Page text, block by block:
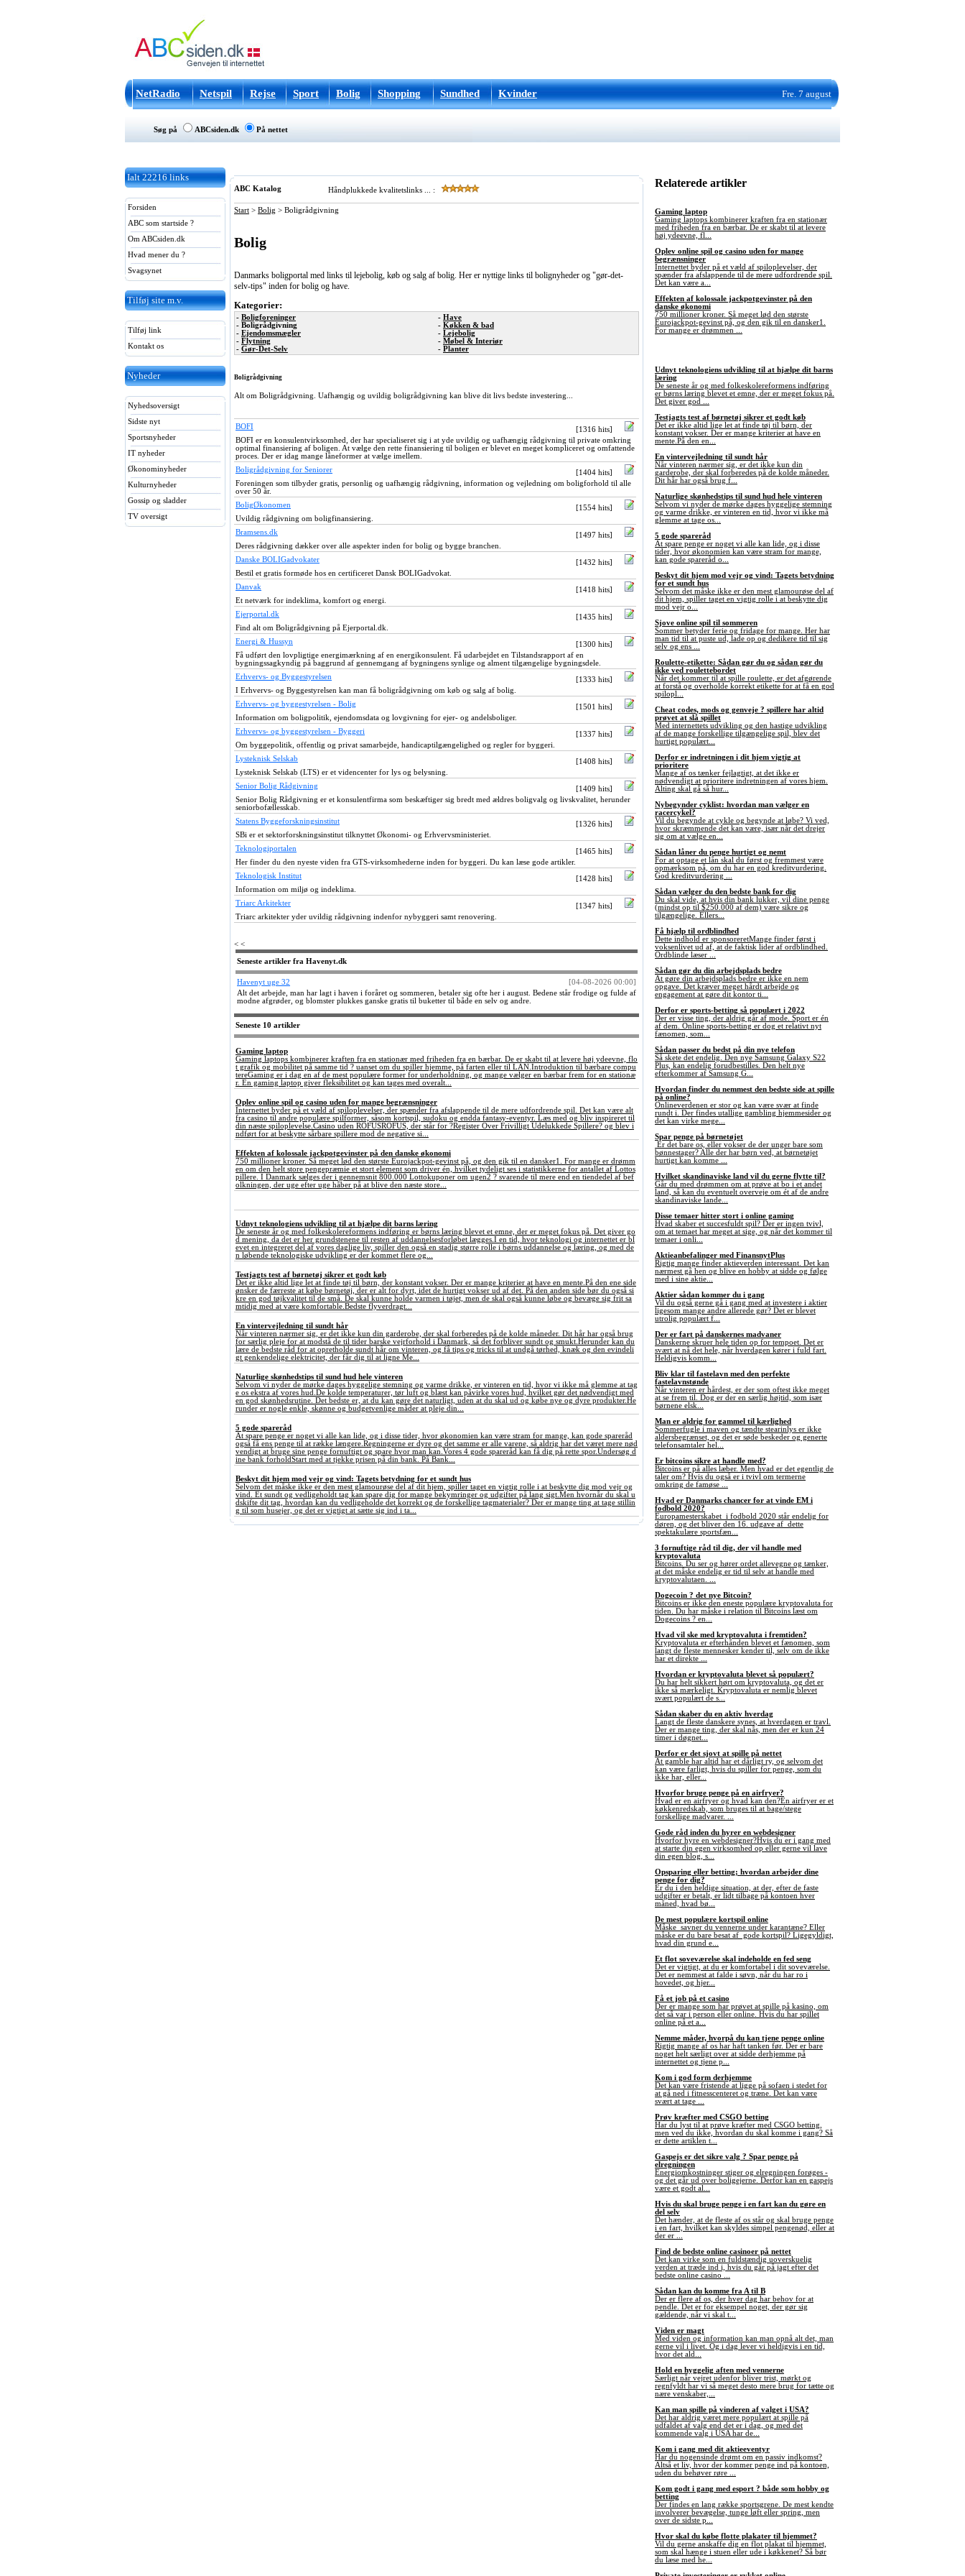
NetRadio Netspil Rejse Sport Bolig Shopping Sundhed Kvinder Fre. 7 august
Søg på ABCsiden.dk På nettet
Ialt 22216 links
Forsiden
ABC som startside ?
Om ABCsiden.dk
Hvad mener du ?
Svagsynet
Tilføj site m.v.
Tilføj link
Kontakt os
Nyheder
Nyhedsoversigt
Sidste nyt
Sportsnyheder
IT nyheder
Økonominyheder
Kulturnyheder
Gossip og sladder
TV oversigt
ABC Katalog Håndplukkede kvalitetslinks ... :
Start > Bolig > Boligrådgivning
Bolig
Danmarks boligportal med links til lejebolig, køb og salg af bolig. Her er nyttige links til bolignyheder og "gør-det-
selv-tips" inden for bolig og have.
Kategorier:
- Boligforeninger
- Boligrådgivning
- Ejendomsmægler
- Flytning
- Gør-Det-Selv
- Have
- Køkken & bad
- Lejebolig
- Møbel & Interiør
- Planter
Boligrådgivning
Alt om Boligrådgivning. Uafhængig og uvildig boligrådgivning kan blive dit livs bedste investering...
BOFI
[1316 hits]
BOFI er en konsulentvirksomhed, der har specialiseret sig i at yde uvildig og uafhængig rådgivning til private omkring
optimal finansiering af boligen. At vælge den rette finansiering til boligen er blevet en meget kompliceret og omfattende
proces. Der er idag mange låneformer at vælge imellem.
Boligrådgivning for Seniorer
[1404 hits]
Foreningen som tilbyder gratis, personlig og uafhængig rådgivning, information og vejledning om boligforhold til alle
over 50 år.
BoligØkonomen
[1554 hits]
Uvildig rådgivning om boligfinansiering.
Bramsens.dk
[1497 hits]
Deres rådgivning dækker over alle aspekter inden for bolig og bygge branchen.
Danske BOLIGadvokater
[1432 hits]
Bestil et gratis formøde hos en certificeret Dansk BOLIGadvokat.
Danvak
[1418 hits]
Et netværk for indeklima, komfort og energi.
Ejerportal.dk
[1435 hits]
Find alt om Boligrådgivning på Ejerportal.dk.
Energi & Hussyn
[1300 hits]
Få udført den lovpligtige energimærkning af en energikonsulent. Få udarbejdet en Tilstandsrapport af en
bygningssagkyndig på baggrund af gennemgang af bygningens synlige og alment tilgængelige bygningsdele.
Erhvervs- og Byggestyrelsen
[1333 hits]
I Erhvervs- og Byggestyrelsen kan man få boligrådgivning om køb og salg af bolig.
Erhvervs- og byggestyrelsen - Bolig
[1501 hits]
Information om boligpolitik, ejendomsdata og lovgivning for ejer- og andelsboliger.
Erhvervs- og byggestyrelsen - Byggeri
[1337 hits]
Om byggepolitik, offentlig og privat samarbejde, handicaptilgængelighed og regler for byggeri.
Lysteknisk Selskab
[1408 hits]
Lysteknisk Selskab (LTS) er et videncenter for lys og belysning.
Senior Bolig Rådgivning
[1409 hits]
Senior Bolig Rådgivning er et konsulentfirma som beskæftiger sig bredt med ældres boligvalg og livskvalitet, herunder
seniorbofællesskab.
Statens Byggeforskningsinstitut
[1326 hits]
SBi er et sektorforskningsinstitut tilknyttet Økonomi- og Erhvervsministeriet.
Teknologiportalen
[1465 hits]
Her finder du den nyeste viden fra GTS-virksomhederne inden for byggeri. Du kan læse gode artikler.
Teknologisk Institut
[1428 hits]
Information om miljø og indeklima.
Triarc Arkitekter
[1347 hits]
Triarc arkitekter yder uvildig rådgivning indenfor nybyggeri samt renovering.
< <
Seneste artikler fra Havenyt.dk
Havenyt uge 32
[04-08-2026 00:00]
Alt det arbejde, man har lagt i haven i foråret og sommeren, betaler sig ofte her i august. Bedene står frodige og fulde af
modne afgrøder, og blomster plukkes ganske gratis til buketter til både en selv og andre.
Seneste 10 artikler
Gaming laptop
Gaming laptops kombinerer kraften fra en stationær med friheden fra en bærbar. De er skabt til at levere høj ydeevne, flo
t grafik og mobilitet på samme tid ? uanset om du spiller hjemme, på farten eller til LAN.Introduktion til bærbare compu
tereGaming er i dag en af de mest populære former for underholdning, og mange vælger en bærbar frem for en stationæ
r. En gaming laptop giver fleksibilitet og kan tages med overalt...
Oplev online spil og casino uden for mange begrænsninger
Internettet byder på et væld af spiloplevelser, der spænder fra afslappende til de mere udfordrende spil. Det kan være alt
fra casino til andre populære spilformer, såsom kortspil, sudoku og endda fantasy-eventyr. Læs med og bliv inspireret til
din næste spiloplevelse.Casino uden ROFUSROFUS, der står for ?Register Over Frivilligt Udelukkede Spillere? og blev i
ndført for at beskytte sårbare spillere mod de negative si...
Effekten af kolossale jackpotgevinster på den danske økonomi
750 millioner kroner. Så meget lød den største Eurojackpot-gevinst på, og den gik til en dansker1. For mange er drømm
en om den helt store pengepræmie et stort element som driver én, hvilket tydeligt ses i statistikkerne for antallet af Lottos
pillere. I Danmark sælges der i gennemsnit 800.000 Lottokuponer om ugen2 ? svarende til mere end en tiendedel af bef
olkningen, der uge efter uge håber på at blive den næste store...
Udnyt teknologiens udvikling til at hjælpe dit barns læring
De seneste år og med folkeskolereformens indføring er børns læring blevet et emne, der er meget fokus på. Det giver go
d mening, da det er her grundstenene til resten af uddannelsesforløbet lægges.I en tid, hvor teknologi og internettet er bl
evet en integreret del af vores daglige liv, spiller den også en stadig større rolle i børns uddannelse og læring, og med de
n løbende teknologiske udvikling er der kommet flere og...
Testjagts test af børnetøj sikrer et godt køb
Det er ikke altid lige let at finde tøj til børn, der konstant vokser. Der er mange kriterier at have en mente.På den ene side
ønsker de færreste at købe børnetøj, der er alt for dyrt, idet de hurtigt vokser ud af det. På den anden side bør du også si
kre en god tøjkvalitet til de små. De skal kunne holde varmen i tøjet, men de skal også kunne løbe og bevæge sig frit sa
mtidig med at være komfortable.Bedste flyverdragt...
En vintervejledning til sundt hår
Når vinteren nærmer sig, er det ikke kun din garderobe, der skal forberedes på de kolde måneder. Dit hår har også brug
for særlig pleje for at modstå de til tider barske vejrforhold i Danmark, så det forbliver sundt og smukt.Herunder kan du
lære de bedste råd for at opretholde sundt hår om vinteren, og få tips og tricks til at undgå tørhed, knæk og den evindeli
gt genkendelige elektricitet, der får dig til at ligne Me...
Naturlige skønhedstips til sund hud hele vinteren
Selvom vi nyder de mørke dages hyggelige stemning og varme drikke, er vinteren en tid, hvor vi ikke må glemme at tag
e os ekstra af vores hud.De kolde temperaturer, tør luft og blæst kan påvirke vores hud, hvilket gør det nødvendigt med
en god skønhedsrutine. Det bedste er, at du kan gøre det naturligt, uden at du skal ud og købe nye og dyre produkter.He
runder er nogle enkle, skønne og budgetvenlige måder at pleje din...
5 gode spareråd
At spare penge er noget vi alle kan lide, og i disse tider, hvor økonomien kan være stram for mange, kan gode spareråd
også få ens penge til at række længere.Regningerne er dyre og det samme er alle varene, så aldrig har det været mere nød
vendigt at bruge sine penge fornuftigt og spare hvor man kan.Vores 4 gode spareråd kan få dig på rette spor.Undersøg d
ine bank forholdStart med at tjekke prisen på din bank. På Bank...
Beskyt dit hjem mod vejr og vind: Tagets betydning for et sundt hus
Selvom det måske ikke er den mest glamourøse del af dit hjem, spiller taget en vigtig rolle i at beskytte dig mod vejr og
vind. Et sundt og vedligeholdt tag kan spare dig for mange bekymringer og udgifter på lang sigt.Men hvornår du skal u
dskifte dit tag, hvordan kan du vedligeholde det korrekt og de forskellige tagmaterialer? Der er mange ting at tage stillin
g til som husejer, og det er vigtigt at sætte sig ind i ta...
Relaterede artikler
Gaming laptop
Gaming laptops kombinerer kraften fra en stationær
med friheden fra en bærbar. De er skabt til at levere
høj ydeevne, fl...
Oplev online spil og casino uden for mange
begrænsninger
Internettet byder på et væld af spiloplevelser, der
spænder fra afslappende til de mere udfordrende spil.
Det kan være a...
Effekten af kolossale jackpotgevinster på den
danske økonomi
750 millioner kroner. Så meget lød den største
Eurojackpot-gevinst på, og den gik til en dansker1.
For mange er drømmen ...
Udnyt teknologiens udvikling til at hjælpe dit barns
læring
De seneste år og med folkeskolereformens indføring
er børns læring blevet et emne, der er meget fokus på.
Det giver god ...
Testjagts test af børnetøj sikrer et godt køb
Det er ikke altid lige let at finde tøj til børn, der
konstant vokser. Der er mange kriterier at have en
mente.På den en...
En vintervejledning til sundt hår
Når vinteren nærmer sig, er det ikke kun din
garderobe, der skal forberedes på de kolde måneder.
Dit hår har også brug f...
Naturlige skønhedstips til sund hud hele vinteren
Selvom vi nyder de mørke dages hyggelige stemning
og varme drikke, er vinteren en tid, hvor vi ikke må
glemme at tage os...
5 gode spareråd
At spare penge er noget vi alle kan lide, og i disse
tider, hvor økonomien kan være stram for mange,
kan gode spareråd o...
Beskyt dit hjem mod vejr og vind: Tagets betydning
for et sundt hus
Selvom det måske ikke er den mest glamourøse del af
dit hjem, spiller taget en vigtig rolle i at beskytte dig
mod vejr o...
Sjove online spil til sommeren
Sommer betyder ferie og fridage for mange. Her har
man tid til at puste ud, lade op og dedikere tid til sig
selv og ens ...
Roulette-etikette: Sådan gør du og sådan gør du
ikke ved roulettebordet
Når det kommer til at spille roulette, er det afgørende
at forstå og overholde korrekt etikette for at få en god
spilopl...
Cheat codes, mods og genveje ? spillere har altid
prøvet at slå spillet
Med internettets udvikling og den hastige udvikling
af de mange forskellige tilgængelige spil, blev det
hurtigt populært...
Derfor er indretningen i dit hjem vigtig at
prioritere
Mange af os tænker fejlagtigt, at det ikke er
nødvendigt at prioritere indretningen af vores hjem.
Alting skal gå så hur...
Nybegynder cyklist: hvordan man vælger en
racercykel?
Vil du begynde at cykle og begynde at løbe? Vi ved,
hvor skræmmende det kan være, især når det drejer
sig om at vælge en...
Sådan låner du penge hurtigt og nemt
For at optage et lån skal du først og fremmest være
opmærksom på, om du har en god kreditvurdering.
God kreditvurdering ...
Sådan vælger du den bedste bank for dig
Du skal vide, at hvis din bank lukker, vil dine penge
(mindst op til $250.000 af dem) være sikre og
tilgængelige. Ellers...
Få hjælp til ordblindhed
Dette indhold er sponsoreretMange finder først i
voksenlivet ud af, at de faktisk lider af ordblindhed.
Ordblinde læser ...
Sådan gør du din arbejdsplads bedre
At gøre din arbejdsplads bedre er ikke en nem
opgave. Det kræver meget hårdt arbejde og
engagement at gøre dit kontor ti...
Derfor er sports-betting så populært i 2022
Der er visse ting, der aldrig går af mode. Sport er én
af dem. Online sports-betting er dog et relativt nyt
fænomen, som...
Sådan passer du bedst på din nye telefon
Så skete det endelig. Den nye Samsung Galaxy S22
Plus, kan endelig forudbestilles. Den helt nye
efterkommer af Samsung G...
Hvordan finder du nemmest den bedste side at spille
på online?
Onlineverdenen er stor og kan være svær at finde
rundt i. Der findes utallige gambling hjemmesider og
det kan virke mege...
Spar penge på børnetøjet
Er det bare os, eller vokser de der unger bare som
bønnestager? Alle der har børn ved, at børnetøjet
hurtigt kan komme ...
Hvilket skandinaviske land vil du gerne flytte til?
Går du med drømmen om at prøve at bo i et andet
land, så kan du eventuelt overveje om ét af de andre
skandinaviske lande...
Disse temaer hitter stort i online gaming
Hvad skaber et succesfuldt spil? Der er ingen tvivl,
om at temaet har meget at sige, og når det kommer til
temaer i onli...
Aktieanbefalinger med FinansnytPlus
Rigtig mange finder aktieverden interessant. Det kan
nærmest gå hen og blive en hobby at sidde og følge
med i sine aktie...
Aktier sådan kommer du i gang
Vil du også gerne gå i gang med at investere i aktier
ligesom mange andre allerede gør? Det er blevet
utrolig populært f...
Der er fart på danskernes madvaner
Danskerne skruer hele tiden op for tempoet. Det er
svært at nå det hele, når hverdagen kører i fuld fart.
Heldigvis komm...
Bliv klar til fastelavn med den perfekte
fastelavnstønde
Når vinteren er hårdest, er der som oftest ikke meget
at se frem til. Dog er der en særlig højtid, som især
børnene elsk...
Man er aldrig for gammel til kærlighed
Sommerfugle i maven og tændte stearinlys er ikke
aldersbegrænset, og det er søde beskeder og generte
telefonsamtaler hel...
Er bitcoins sikre at handle med?
Bitcoins er på alles læber. Men hvad er det egentlig de
taler om? Hvis du også er i tvivl om termerne
omkring de famøse ...
Hvad er Danmarks chancer for at vinde EM i
fodbold 2020?
Europamesterskabet i fodbold 2020 står endelig for
døren, og det bliver den 16. udgave af dette
spektakulære sportsfæn...
3 fornuftige råd til dig, der vil handle med
kryptovaluta
Bitcoins. Du ser og hører ordet allevegne og tænker,
at det måske endelig er tid til selv at handle med
kryptovalutaen. ...
Dogecoin ? det nye Bitcoin?
Bitcoins er ikke den eneste populære kryptovaluta for
tiden. Du har måske i relation til Bitcoins læst om
Dogecoins ? en...
Hvad vil ske med kryptovaluta i fremtiden?
Kryptovaluta er efterhånden blevet et fænomen, som
langt de fleste mennesker kender til, selv om de ikke
har et direkte ...
Hvordan er kryptovaluta blevet så populært?
Du har helt sikkert hørt om kryptovaluta, og det er
ikke så mærkeligt. Kryptovaluta er nemlig blevet
svært populært de s...
Sådan skaber du en aktiv hverdag
Langt de fleste danskere synes, at hverdagen er travl.
Der er mange ting, der skal nås, men der er kun 24
timer i døgnet...
Derfor er det sjovt at spille på nettet
At gamble har altid har et dårligt ry, og selvom det
kan være farligt, hvis du spiller for penge, som du
ikke har, eller...
Hvorfor bruge penge på en airfryer?
Hvad er en airfryer og hvad kan den?En airfryer er et
køkkenredskab, som bruges til at bage/stege
forskellige madvarer. ...
Gode råd inden du hyrer en webdesigner
Hvorfor hyre en webdesigner?Hvis du er i gang med
at starte din egen virksomhed op eller gerne vil lave
din egen blog, s...
Opsparing eller betting; hvordan arbejder dine
penge for dig?
Er du i den heldige situation, at der, efter de faste
udgifter er betalt, er lidt tilbage på kontoen hver
måned, hvad bø...
De mest populære kortspil online
Måske savner du vennerne under karantæne? Eller
måske er du bare besat af gode kortspil? Ligegyldigt,
hvad din grund e...
Et flot soveværelse skal indeholde en fed seng
Det er vigtigt, at du er komfortabel i dit soveværelse.
Det er nemmest at falde i søvn, når du har ro i
hovedet, og hjer...
Få et job på et casino
Der er mange som har prøvet at spille på kasino, om
det så var i person eller online. Hvis du har spillet
online på et a...
Nemme måder, hvorpå du kan tjene penge online
Rigtig mange af os har haft tanken før. Der er bare
noget helt særligt over at sidde derhjemme på
internettet og tjene p...
Kom i god form derhjemme
Det kan være fristende at ligge på sofaen i stedet for
at gå ned i fitnesscenteret og træne. Det kan være
svært at tage ...
Prøv kræfter med CSGO betting
Har du lyst til at prøve kræfter med CSGO betting,
men ved du ikke, hvordan du skal komme i gang? Så
er dette artiklen t...
Gaspejs er det sikre valg ? Spar penge på
elregningen
Energiomkostninger stiger og elregningen forøges -
og det går ud over boligejerne. Derfor kan en gaspejs
være et godt al...
Hvis du skal bruge penge i en fart kan du gøre en
del selv
Det hænder, at de fleste af os står og skal bruge penge
i en fart, hvilket kan skyldes simpel pengenød, eller at
der er ...
Find de bedste online casinoer på nettet
Det kan virke som en fuldstændig uoverskuelig
verden at træde ind i, hvis du går på jagt efter det
bedste online casino ...
Sådan kan du komme fra A til B
Der er flere af os, der hver dag har behov for at
pendle. Det er for eksempel noget, der gør sig
gældende, når vi skal t...
Viden er magt
Med viden og information kan man opnå alt det, man
gerne vil i livet. Og i dag lever vi heldigvis i en tid,
hvor det ald...
Hold en hyggelig aften med vennerne
Særligt når vejret udenfor bliver trist, mørkt og
regnfyldt har vi så meget desto mere brug for tætte og
nære venskaber,...
Kan man spille på vinderen af valget i USA?
Det har aldrig været mere populært at spille på
udfaldet af valg end det er i dag, og med det
kommende valg i USA har de...
Kom i gang med dit aktieeventyr
Har du nogensinde drømt om en passiv indkomst?
Altså et liv, hvor der kommer penge ind på kontoen,
uden du behøver røre ...
Kom godt i gang med esport ? både som hobby og
betting
Der findes en lang række sportsgrene. De mest kendte
involverer bevægelse, tunge løft eller spring, men
over de sidste p...
Hvor skal du købe flotte plakater til hjemmet?
Vil du gerne anskaffe dig en flot plakat til hjemmet,
som skal hænge i stuen eller ude i køkkenet? Så bør
du læse med he...